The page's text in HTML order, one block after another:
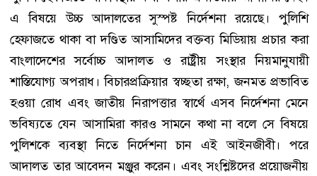
এ বিষয়ে উচ্চ আদালতের সুস্পষ্ট নির্দেশনা রয়েছে। পুলিশি
হেফাজতে থাকা বা দণ্ডিত আসামিদের বক্তব্য মিডিয়ায় প্রচার করা
বাংলাদেশের সর্বোচ্চ আদালত ও রাষ্ট্রীয় সংস্থার নিয়মানুযায়ী
শাস্তিযোগ্য অপরাধ। বিচারপ্রক্রিয়ার স্বচ্ছতা রক্ষা, জনমত প্রভাবিত
হওয়া রোধ এবং জাতীয় নিরাপত্তার স্বার্থে এসব নির্দেশনা মেনে
ভবিষ্যতে যেন আসামিরা কারও সামনে কথা না বলে সে বিষয়ে
পুলিশকে ব্যবস্থা নিতে নির্দেশনা চান এই আইনজীবী। পরে
আদালত তার আবেদন মঞ্জুর করেন। এবং সংশ্লিষ্টদের প্রয়োজনীয়